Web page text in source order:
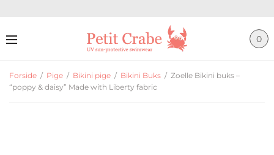
0
Forside / Pige / Bikini pige / Bikini Buks / Zoelle Bikini buks –
“poppy & daisy” Made with Liberty fabric